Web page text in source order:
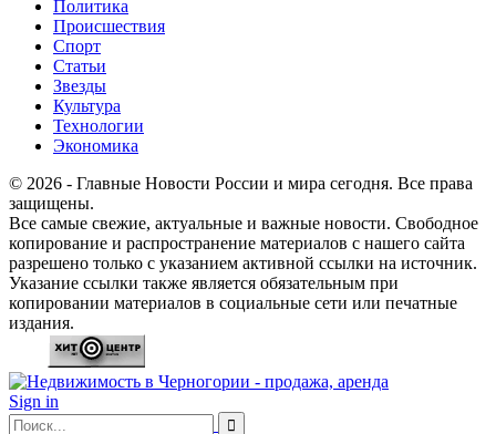
Политика
Происшествия
Спорт
Статьи
Звезды
Культура
Технологии
Экономика
© 2026 - Главные Новости России и мира сегодня. Все права
защищены.
Все самые свежие, актуальные и важные новости. Свободное
копирование и распространение материалов с нашего сайта
разрешено только с указанием активной ссылки на источник.
Указание ссылки также является обязательным при
копировании материалов в социальные сети или печатные
издания.
Sign in